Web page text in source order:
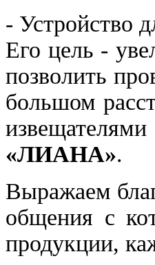
- Устройство
Его цель -
позволить
большом
«ЛИАНА».
Выражаем
общения с
продукции,